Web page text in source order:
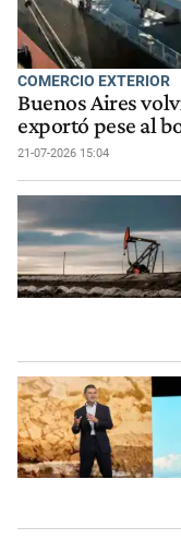
COMERCIO EXTERIOR
Buenos Aires
exportó pese al
21-07-2026 15:04